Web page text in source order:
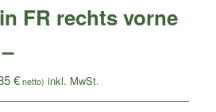
FR rechts vorne
€netto)